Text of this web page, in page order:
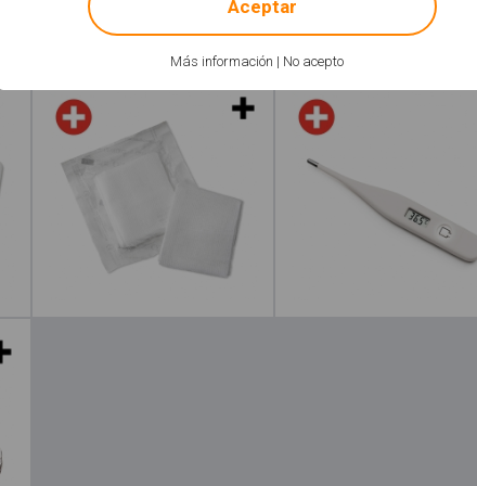
acerca de "Nebulizador"
Leer más
acerca de "Tensiómetros"
Leer más
Gasas Termómetro digital
Más información | No acepto
Aceptar